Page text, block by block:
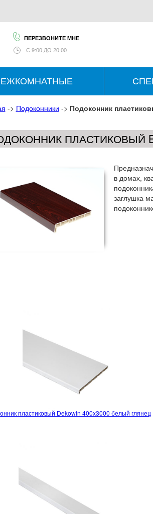
ПЕРЕЗВОНИТЕ МНЕ
С9:00 ДО 20:00
-> Подоконники -> Подоконник
ПЛАСТИКОВЫЙ
в домах,
заглушка
пластиковый Dekowin 400х3000 белый глянец